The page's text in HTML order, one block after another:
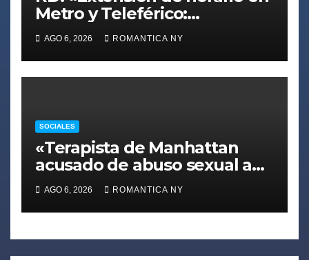
Metro y Teleférico:
Facilitando la movilidad
durante los Juegos
Centroamericanos 2026»
AGO 6, 2026 ROMANTICA NY
SOCIALES
«Terapista de Manhattan
acusado de abuso sexual a
menor durante sesión:
Autoridades buscan más
víctimas»
AGO 6, 2026 ROMANTICA NY